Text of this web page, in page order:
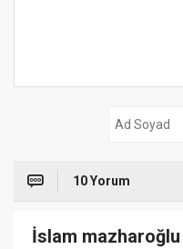
10 Yorum
İslam mazharoğlu